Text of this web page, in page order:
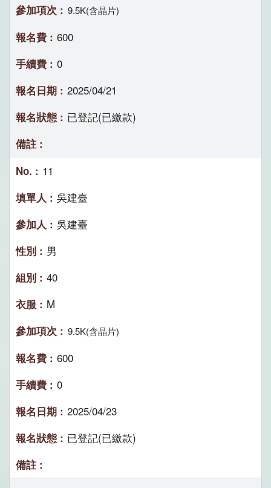
9.5K(含晶片)
600
0
2025/04/21
已登記(已繳款)
11
吳建臺
吳建臺
男
40
M
9.5K(含晶片)
600
0
2025/04/23
已登記(已繳款)